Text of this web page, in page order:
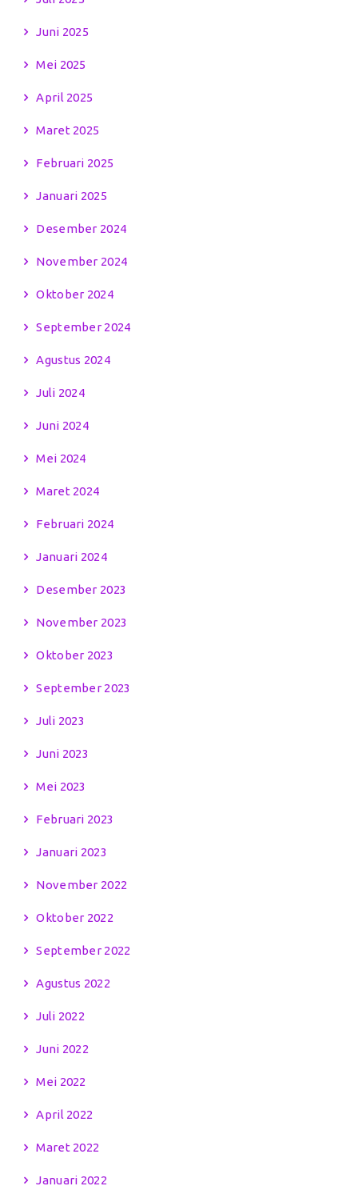
Juni 2025
Mei 2025
April 2025
Maret 2025
Februari 2025
Januari 2025
Desember 2024
November 2024
Oktober 2024
September 2024
Agustus 2024
Juli 2024
Juni 2024
Mei 2024
Maret 2024
Februari 2024
Januari 2024
Desember 2023
November 2023
Oktober 2023
September 2023
Juli 2023
Juni 2023
Mei 2023
Februari 2023
Januari 2023
November 2022
Oktober 2022
September 2022
Agustus 2022
Juli 2022
Juni 2022
Mei 2022
April 2022
Maret 2022
Januari 2022